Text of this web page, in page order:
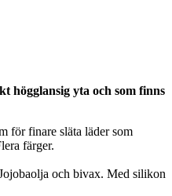
högglansig yta och som finns
för finare släta läder som
färger.
och bivax. Med silikon